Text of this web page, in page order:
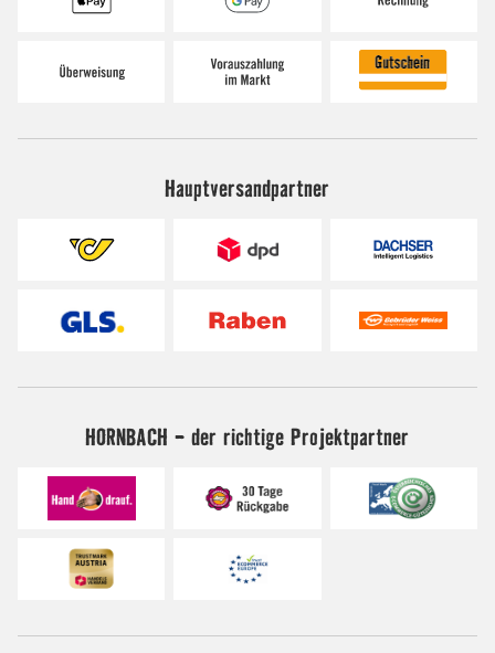
Hauptversandpartner
HORNBACH - der richtige Projektpartner